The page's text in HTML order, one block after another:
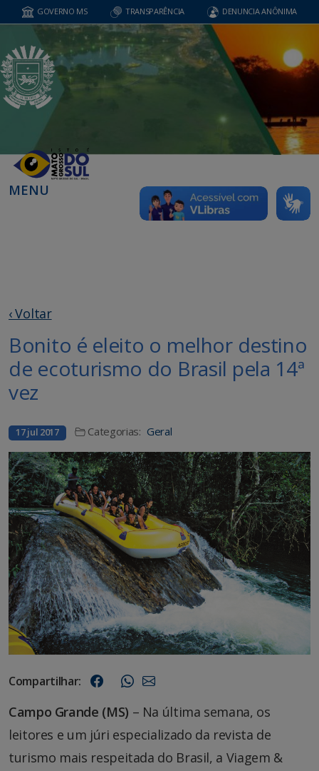
GOVERNO MS TRANSPARÊNCIA DENUNCIA ANÔNIMA
MENU
‹ Voltar
Bonito é eleito o melhor destino
de ecoturismo do Brasil pela 14ª
vez
17 jul 2017 Categorias: Geral
Compartilhar:
Campo Grande (MS) – Na última semana, os
leitores e um júri especializado da revista de
turismo mais respeitada do Brasil, a Viagem &